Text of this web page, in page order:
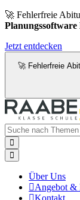
🚀 Fehlerfreie
Planungssoftware
Jetzt entdecken
🚀 Fehlerfreie


Über Uns
Angebot &
Kontakt